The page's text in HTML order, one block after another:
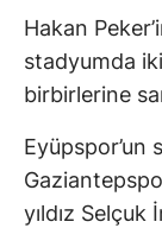
Hakan
stadyumda
birbirlerine
Eyüpspor’un
yıldız Selçuk